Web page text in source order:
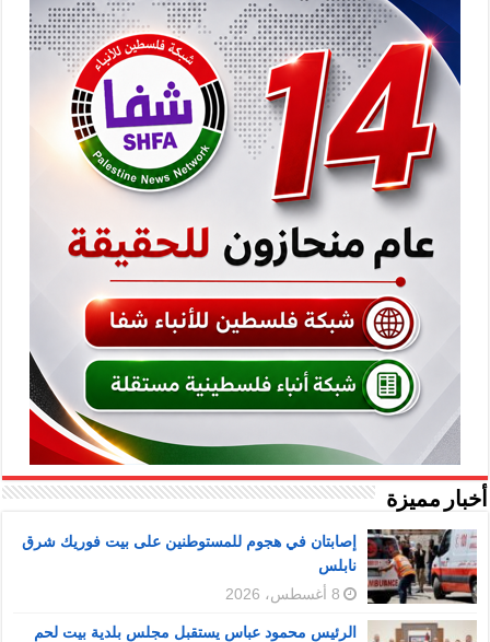
أخبار مميزة
إصابتان في هجوم للمستوطنين على بيت فوريك شرق
نابلس
8 أغسطس، 2026
الرئيس محمود عباس يستقبل مجلس بلدية بيت لحم